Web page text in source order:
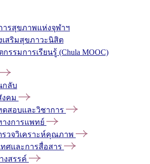
ารสุขภาพแห่งจุฬาฯ
เสริมสุขภาวะนิสิต
รรมการเรียนรู้ (Chula MOOC)
กลับ
งคม
ดสอบและวิชาการ
างการแพทย์
รวจวิเคราะห์คุณภาพ
ทศและการสื่อสาร
งสรรค์